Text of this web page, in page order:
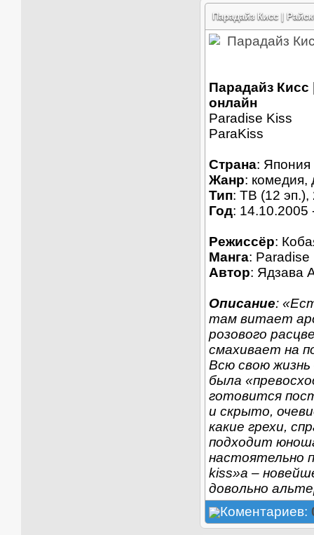
Парадайз Кисс |
Парадайз Кисс
онлайн
Paradise Kiss
ParaKiss
Страна: Япония
Жанр: комедия,
Тип: ТВ (12 эп.),
Год: 14.10.2005
Режиссёр:
Манга: Paradise
Автор: Ядзава
Описание:
там витает
розового
смахивает на
Всю свою
была
готовится
и скрыто,
какие грехи,
подходит
настоятельно
kiss»а –
довольно
Коментариев: